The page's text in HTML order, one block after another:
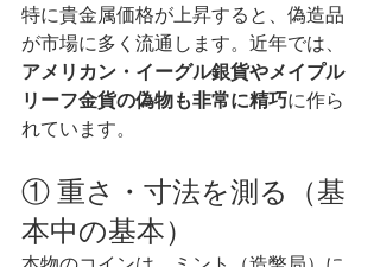
特に貴金属価格が上昇すると、偽造品
が市場に多く流通します。近年では、
アメリカン・イーグル銀貨やメイプル
リーフ金貨の偽物も非常に精巧に作ら
れています。
① 重さ・寸法を測る（基
本中の基本）